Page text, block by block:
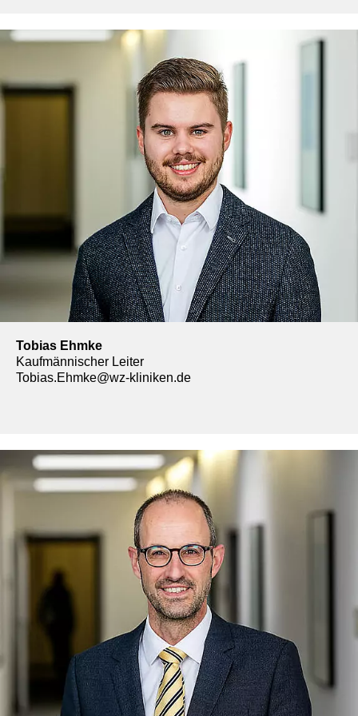
Tobias Ehmke
Kaufmännischer Leiter
Tobias.Ehmke@wz-kliniken.de